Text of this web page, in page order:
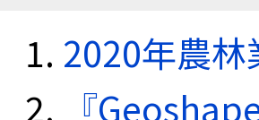
2020年農
『